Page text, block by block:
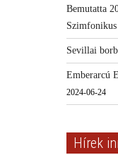
Bemutatta
Sevillai
Emberarcú
2024-06-24
Hírek